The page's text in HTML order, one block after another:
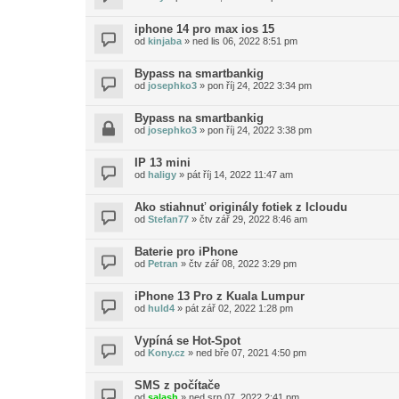
iphone 14 pro max ios 15
od kinjaba » ned lis 06, 2022 8:51 pm
Bypass na smartbankig
od josephko3 » pon říj 24, 2022 3:34 pm
Bypass na smartbankig
od josephko3 » pon říj 24, 2022 3:38 pm
IP 13 mini
od haligy » pát říj 14, 2022 11:47 am
Ako stiahnuť originály fotiek z Icloudu
od Stefan77 » čtv zář 29, 2022 8:46 am
Baterie pro iPhone
od Petran » čtv zář 08, 2022 3:29 pm
iPhone 13 Pro z Kuala Lumpur
od huld4 » pát zář 02, 2022 1:28 pm
Vypíná se Hot-Spot
od Kony.cz » ned bře 07, 2021 4:50 pm
SMS z počítače